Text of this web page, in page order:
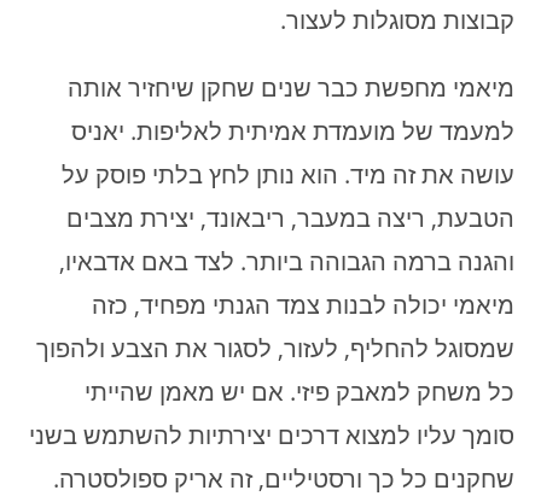
קבוצות מסוגלות לעצור.
מיאמי מחפשת כבר שנים שחקן שיחזיר אותה
למעמד של מועמדת אמיתית לאליפות. יאניס
עושה את זה מיד. הוא נותן לחץ בלתי פוסק על
הטבעת, ריצה במעבר, ריבאונד, יצירת מצבים
והגנה ברמה הגבוהה ביותר. לצד באם אדבאיו,
מיאמי יכולה לבנות צמד הגנתי מפחיד, כזה
שמסוגל להחליף, לעזור, לסגור את הצבע ולהפוך
כל משחק למאבק פיזי. אם יש מאמן שהייתי
סומך עליו למצוא דרכים יצירתיות להשתמש בשני
שחקנים כל כך ורסטיליים, זה אריק ספולסטרה.